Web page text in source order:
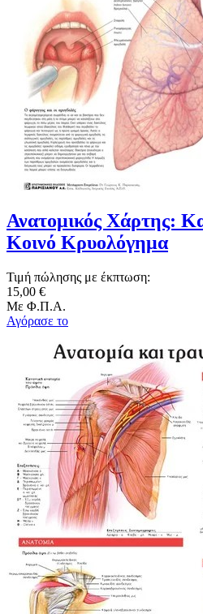
Ανατομικός Χάρτης:
Κοινό Κρυολόγημα
Τιμή πώλησης με έκπτωση:
15,00 €
Με Φ.Π.Α.
Αγόρασε το